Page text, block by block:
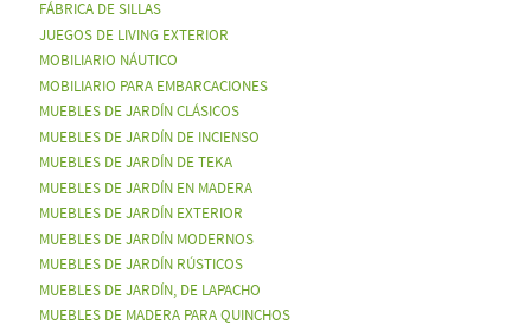
FÁBRICA DE SILLAS
JUEGOS DE LIVING EXTERIOR
MOBILIARIO NÁUTICO
MOBILIARIO PARA EMBARCACIONES
MUEBLES DE JARDÍN CLÁSICOS
MUEBLES DE JARDÍN DE INCIENSO
MUEBLES DE JARDÍN DE TEKA
MUEBLES DE JARDÍN EN MADERA
MUEBLES DE JARDÍN EXTERIOR
MUEBLES DE JARDÍN MODERNOS
MUEBLES DE JARDÍN RÚSTICOS
MUEBLES DE JARDÍN, DE LAPACHO
MUEBLES DE MADERA PARA QUINCHOS